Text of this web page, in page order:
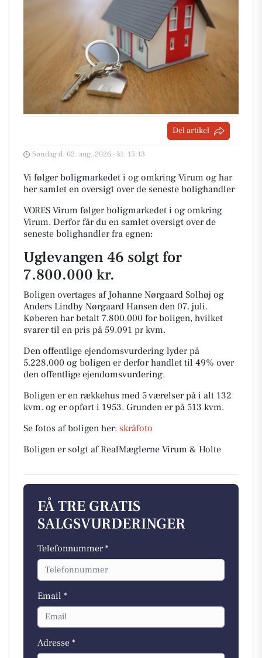
Del artikel
Søndag d. 02. aug. 2026 - kl. 15:13
Vi følger boligmarkedet i og omkring Virum og har
her samlet en oversigt over de seneste bolighandler
VORES Virum følger boligmarkedet i og omkring
Virum. Derfor får du en samlet oversigt over de
seneste bolighandler fra egnen:
Uglevangen 46 solgt for
7.800.000 kr.
Boligen overtages af Johanne Nørgaard Solhøj og
Anders Lindby Nørgaard Hansen den 07. juli.
Køberen har betalt 7.800.000 for boligen, hvilket
svarer til en pris på 59.091 pr kvm.
Den offentlige ejendomsvurdering lyder på
5.228.000 og boligen er derfor handlet til 49% over
den offentlige ejendomsvurdering.
Boligen er en rækkehus med 5 værelser på i alt 132
kvm. og er opført i 1953. Grunden er på 513 kvm.
Se fotos af boligen her: skråfoto
Boligen er solgt af RealMæglerne Virum & Holte
FÅ TRE GRATIS
SALGSVURDERINGER
Telefonnummer *
Email *
Adresse *